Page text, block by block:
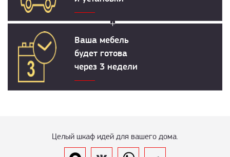
Ваша мебель
будет готова
через 3 недели
Целый шкаф идей для вашего дома.